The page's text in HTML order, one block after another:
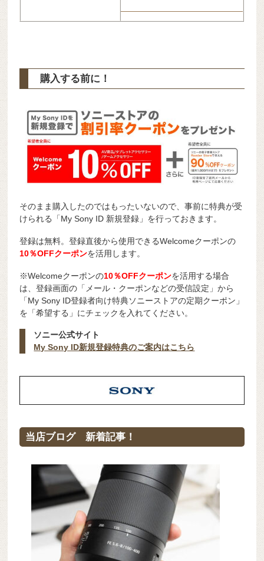
購入する前に！
そのまま購入したのではもったいないので、事前に特典が受
けられる「My Sony ID 新規登録」を行っておきます。
登録は無料。登録直後から使用できるWelcomeクーポンの
10％OFFクーポンを活用します。
※Welcomeクーポンの10％OFFクーポンを活用する場合
は、登録画面の「メール・クーポンなどの受信設定」から
「My Sony ID登録者向け特典ソニーストアの定期クーポン」
を「希望する」にチェックを入れてください。
ソニー公式サイト
My Sony ID新規登録特典のご案内はこちら
当店ブログ 新着記事！